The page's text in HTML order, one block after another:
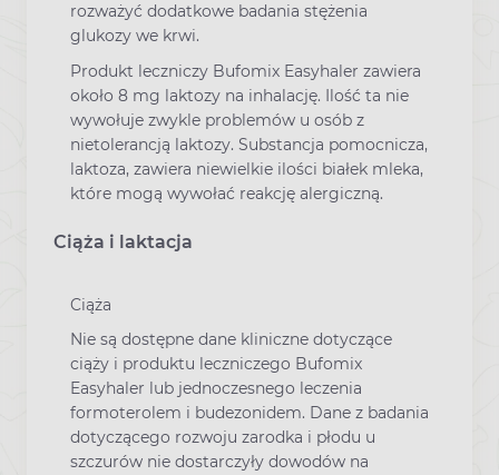
rozważyć dodatkowe badania stężenia
glukozy we krwi.
Produkt leczniczy Bufomix Easyhaler zawiera
około 8 mg laktozy na inhalację. Ilość ta nie
wywołuje zwykle problemów u osób z
nietolerancją laktozy. Substancja pomocnicza,
laktoza, zawiera niewielkie ilości białek mleka,
które mogą wywołać reakcję alergiczną.
Ciąża i laktacja
Ciąża
Nie są dostępne dane kliniczne dotyczące
ciąży i produktu leczniczego Bufomix
Easyhaler lub jednoczesnego leczenia
formoterolem i budezonidem. Dane z badania
dotyczącego rozwoju zarodka i płodu u
szczurów nie dostarczyły dowodów na